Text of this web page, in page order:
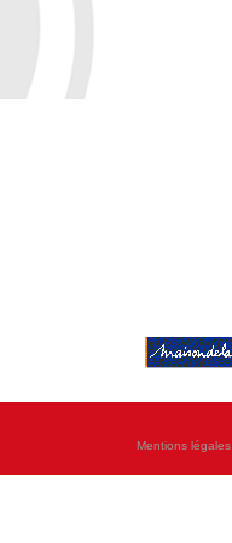
Mentions légales